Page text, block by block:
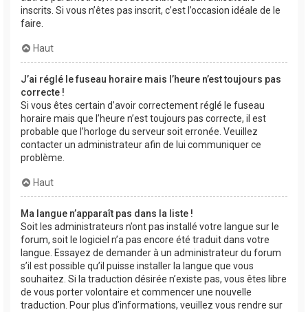
inscrits. Si vous n’êtes pas inscrit, c’est l’occasion idéale de le
faire.
Haut
J’ai réglé le fuseau horaire mais l’heure n’est toujours pas
correcte !
Si vous êtes certain d’avoir correctement réglé le fuseau
horaire mais que l’heure n’est toujours pas correcte, il est
probable que l’horloge du serveur soit erronée. Veuillez
contacter un administrateur afin de lui communiquer ce
problème.
Haut
Ma langue n’apparaît pas dans la liste !
Soit les administrateurs n’ont pas installé votre langue sur le
forum, soit le logiciel n’a pas encore été traduit dans votre
langue. Essayez de demander à un administrateur du forum
s’il est possible qu’il puisse installer la langue que vous
souhaitez. Si la traduction désirée n’existe pas, vous êtes libre
de vous porter volontaire et commencer une nouvelle
traduction. Pour plus d’informations, veuillez vous rendre sur